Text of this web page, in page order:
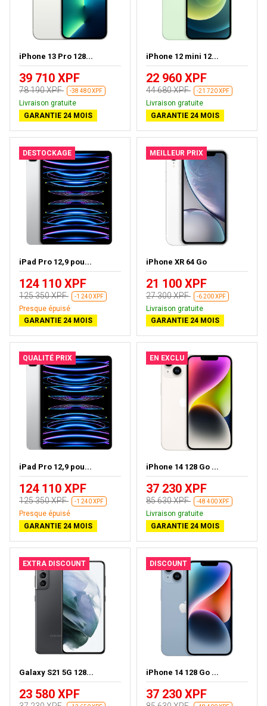
iPhone 13 Pro 128...
39 710 XPF
78 190 XPF -38 480 XPF
Livraison gratuite
GARANTIE 24 MOIS
iPhone 12 mini 12...
22 960 XPF
44 680 XPF -21 720 XPF
Livraison gratuite
GARANTIE 24 MOIS
DESTOCKAGE
iPad Pro 12,9 pou...
124 110 XPF
125 350 XPF -1 240 XPF
Presque épuisé
GARANTIE 24 MOIS
MEILLEUR PRIX
iPhone XR 64 Go
21 100 XPF
27 300 XPF -6 200 XPF
Livraison gratuite
GARANTIE 24 MOIS
QUALITÉ PRIX
iPad Pro 12,9 pou...
124 110 XPF
125 350 XPF -1 240 XPF
Presque épuisé
GARANTIE 24 MOIS
EN EXCLU
iPhone 14 128 Go ...
37 230 XPF
85 630 XPF -48 400 XPF
Livraison gratuite
GARANTIE 24 MOIS
EXTRA DISCOUNT
Galaxy S21 5G 128...
23 580 XPF
DISCOUNT
iPhone 14 128 Go ...
37 230 XPF